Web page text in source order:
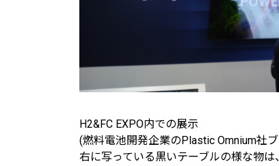
H2&FC EXPO内での展示
(燃料電池開発企業のPlastic Omnium社
右に写っている黒いテーブルの様な物は